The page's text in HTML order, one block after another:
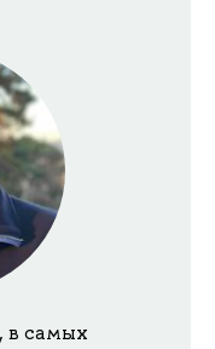
в самых